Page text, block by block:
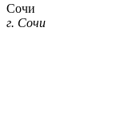
Сочи
г. Сочи